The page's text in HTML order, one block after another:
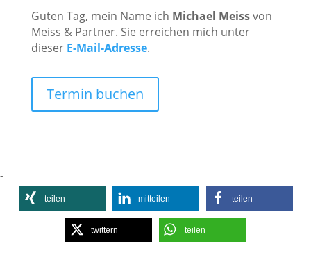
Guten Tag, mein Name ich Michael Meissvon
Meiss & Partner. Sie erreichen mich unter
dieser E-Mail-Adresse.
Termin buchen
-
teilen mitteilen teilen
twittern teilen